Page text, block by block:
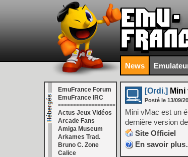
News
EmuFrance Forum
EmuFrance IRC
===================
Actus Jeux Vidéos
Arcade Fans
Amiga Museum
Arkames Trad.
Bruno C. Zone
Calice
[Ordi.] Mini
Posté le 13/09/
Mini vMac est un
dernière version
Site Officiel
En savoir